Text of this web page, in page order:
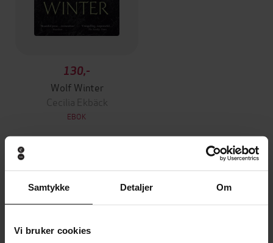
Samtykke Detaljer Om
Vi bruker cookies
130,-
Wolf Winter
Cecilia Ekbäck
EBOK
Andre har også kjøpt
Vinner av Rivertonprisen